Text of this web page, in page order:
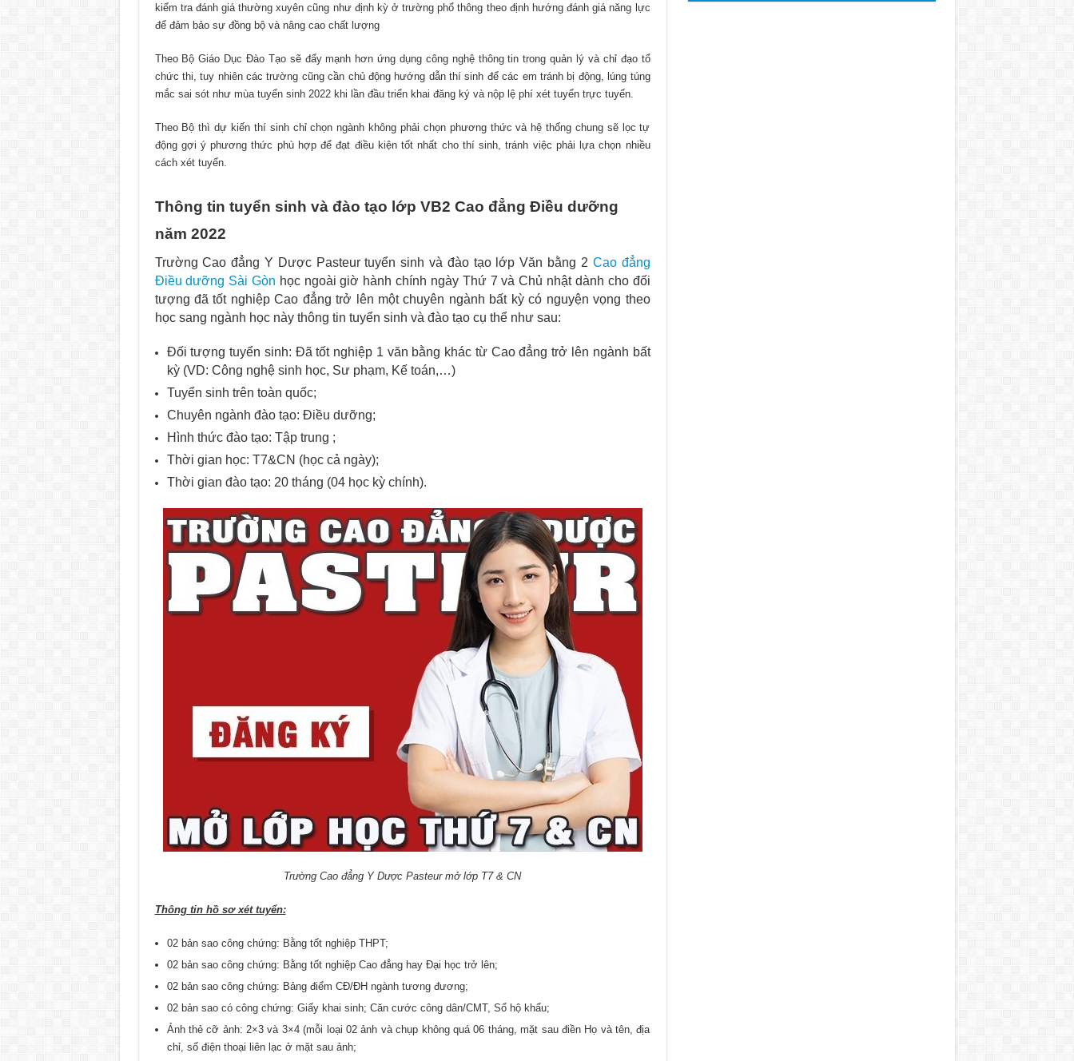
kiểm tra đánh giá thường xuyên cũng như định kỳ ở trường phổ thông theo định hướng đánh giá năng lực
để đảm bảo sự đồng bộ và nâng cao chất lượng
Theo Bộ Giáo Dục Đào Tạo sẽ đẩy mạnh hơn ứng dụng công nghệ thông tin trong quản lý và chỉ đạo tổ
chức thi, tuy nhiên các trường cũng cần chủ động hướng dẫn thí sinh để các em tránh bị động, lúng túng
mắc sai sót như mùa tuyển sinh 2022 khi lần đầu triển khai đăng ký và nộp lệ phí xét tuyển trực tuyến.
Theo Bộ thì dự kiến thí sinh chỉ chọn ngành không phải chọn phương thức và hệ thống chung sẽ lọc tự
động gợi ý phương thức phù hợp để đạt điều kiện tốt nhất cho thí sinh, tránh việc phải lựa chọn nhiều
cách xét tuyển.
Thông tin tuyển sinh và đào tạo lớp VB2 Cao đẳng Điều dưỡng
năm 2022
Trường Cao đẳng Y Dược Pasteur tuyển sinh và đào tạo lớp Văn bằng 2 Cao đẳng
Điều dưỡng Sài Gòn học ngoài giờ hành chính ngày Thứ 7 và Chủ nhật dành cho đối
tượng đã tốt nghiệp Cao đẳng trở lên một chuyên ngành bất kỳ có nguyện vọng theo
học sang ngành học này thông tin tuyển sinh và đào tạo cụ thể như sau:
Đối tượng tuyển sinh: Đã tốt nghiệp 1 văn bằng khác từ Cao đẳng trở lên ngành bất
kỳ (VD: Công nghệ sinh học, Sư phạm, Kế toán,…)
Tuyển sinh trên toàn quốc;
Chuyên ngành đào tạo: Điều dưỡng;
Hình thức đào tạo: Tập trung ;
Thời gian học: T7&CN (học cả ngày);
Thời gian đào tạo: 20 tháng (04 học kỳ chính).
Trường Cao đẳng Y Dược Pasteur mở lớp T7 & CN
Thông tin hồ sơ xét tuyển:
02 bản sao công chứng: Bằng tốt nghiệp THPT;
02 bản sao công chứng: Bằng tốt nghiệp Cao đẳng hay Đại học trở lên;
02 bản sao công chứng: Bảng điểm CĐ/ĐH ngành tương đương;
02 bản sao có công chứng: Giấy khai sinh; Căn cước công dân/CMT, Sổ hộ khẩu;
Ảnh thẻ cỡ ảnh: 2×3 và 3×4 (mỗi loại 02 ảnh và chụp không quá 06 tháng, mặt sau điền Họ và tên, địa
chỉ, số điện thoại liên lạc ở mặt sau ảnh;